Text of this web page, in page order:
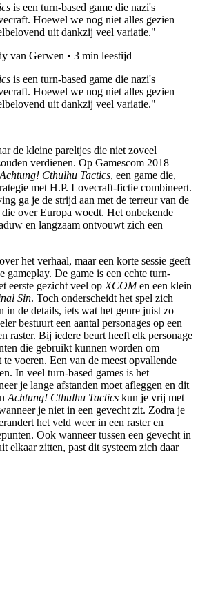
is een turn-based game die nazi's
Hoewel we nog niet alles gezien
uit dankzij veel variatie."
van Gerwen • 3 min leestijd
is een turn-based game die nazi's
Hoewel we nog niet alles gezien
uit dankzij veel variatie."
de kleine pareltjes die niet zoveel
verdienen. Op Gamescom 2018
Achtung! Cthulhu Tactics, een game die,
met H.P. Lovecraft-fictie combineert.
ga je de strijd aan met de terreur van de
die over Europa woedt. Het onbekende
en langzaam ontvouwt zich een
het verhaal, maar een korte sessie geeft
gameplay. De game is een echte turn-
eerste gezicht veel op XCOMen een klein
Sin. Toch onderscheidt het spel zich
in de details, iets wat het genre juist zo
bestuurt een aantal personages op een
raster. Bij iedere beurt heeft elk personage
die gebruikt kunnen worden om
voeren. Een van de meest opvallende
In veel turn-based games is het
je lange afstanden moet afleggen en dit
Achtung! Cthulhu Tactics kun je vrij met
je niet in een gevecht zit. Zodra je
het veld weer in een raster en
Ook wanneer tussen een gevecht in
elkaar zitten, past dit systeem zich daar